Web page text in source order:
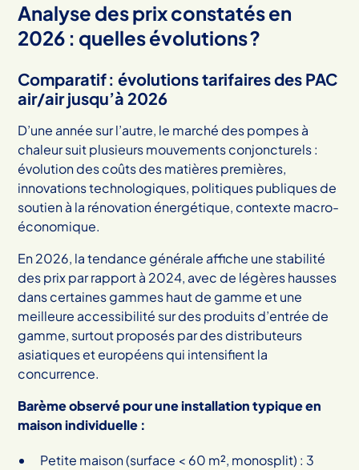
Analyse des prix constatés en
2026 : quelles évolutions ?
Comparatif : évolutions tarifaires des PAC
air/air jusqu’à 2026
D’une année sur l’autre, le marché des pompes à
chaleur suit plusieurs mouvements conjoncturels :
évolution des coûts des matières premières,
innovations technologiques, politiques publiques de
soutien à la rénovation énergétique, contexte macro-
économique.
En 2026, la tendance générale affiche une stabilité
des prix par rapport à 2024, avec de légères hausses
dans certaines gammes haut de gamme et une
meilleure accessibilité sur des produits d’entrée de
gamme, surtout proposés par des distributeurs
asiatiques et européens qui intensifient la
concurrence.
Barème observé pour une installation typique en
maison individuelle :
Petite maison (surface < 60 m², monosplit) : 3